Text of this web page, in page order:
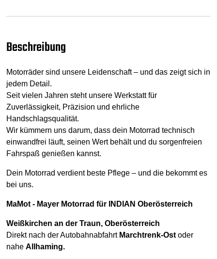
Beschreibung
Motorräder sind unsere Leidenschaft – und das zeigt sich in
jedem Detail.
Seit vielen Jahren steht unsere Werkstatt für
Zuverlässigkeit, Präzision und ehrliche
Handschlagsqualität.
Wir kümmern uns darum, dass dein Motorrad technisch
einwandfrei läuft, seinen Wert behält und du sorgenfreien
Fahrspaß genießen kannst.
Dein Motorrad verdient beste Pflege – und die bekommt es
bei uns.
MaMot - Mayer Motorrad für INDIAN Oberösterreich
Weißkirchen an der Traun,Oberösterreich
Direkt nach der Autobahnabfahrt Marchtrenk-Ostoder
naheAllhaming.